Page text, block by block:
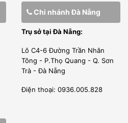
Chi nhánh Đà Nẵng
Trụ sở tại Đà Nẵng:
Lô C4-6 Đường Trần Nhân
Tông - P.Thọ Quang - Q. Sơn
Trà - Đà Nẵng
Điện thoại: 0936.005.828